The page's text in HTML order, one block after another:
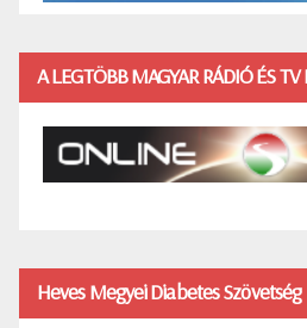
A LEGTÖBB MAGYAR RÁDIÓ ÉS TV
Heves Megyei Diabetes Szövetség